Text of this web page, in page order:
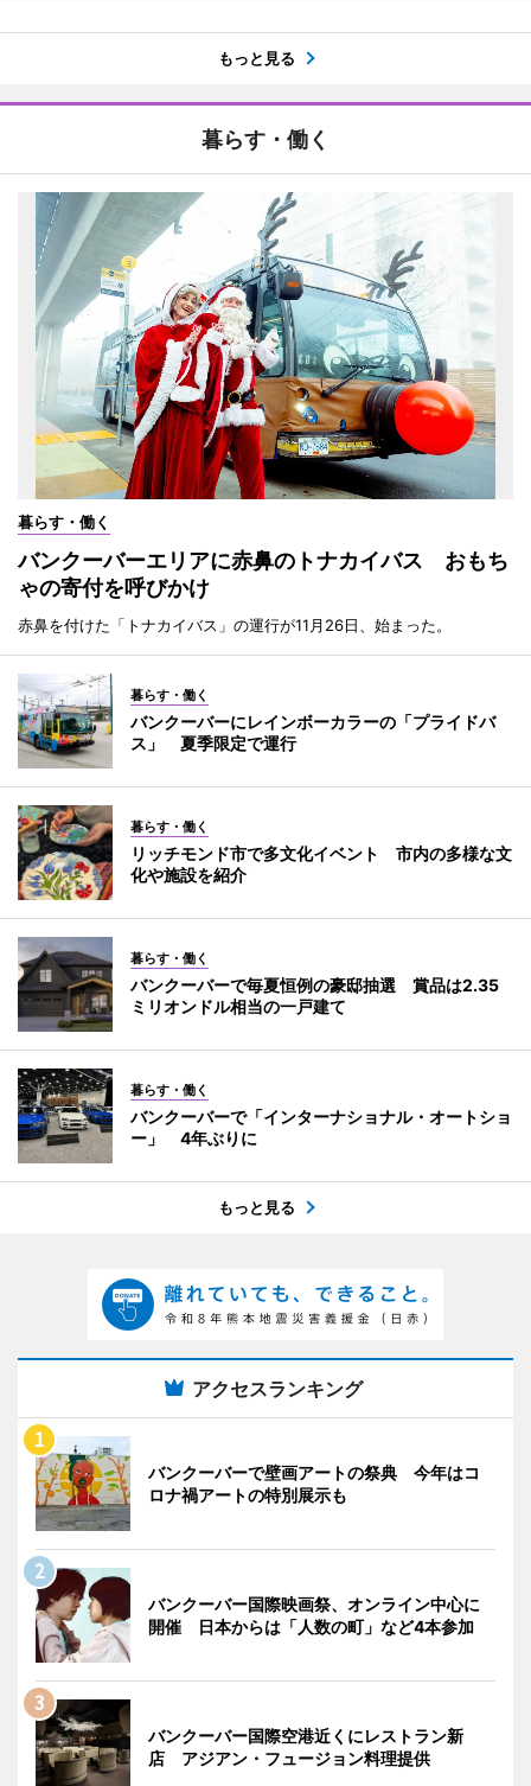
もっと見る
暮らす・働く
暮らす・働く
バンクーバーエリアに赤鼻のトナカイバス おもち
ゃの寄付を呼びかけ
赤鼻を付けた「トナカイバス」の運行が11月26日、始まった。
暮らす・働く
バンクーバーにレインボーカラーの「プライドバ
ス」 夏季限定で運行
暮らす・働く
リッチモンド市で多文化イベント 市内の多様な文
化や施設を紹介
暮らす・働く
バンクーバーで毎夏恒例の豪邸抽選 賞品は2.35
ミリオンドル相当の一戸建て
暮らす・働く
バンクーバーで「インターナショナル・オートショ
ー」 4年ぶりに
もっと見る
アクセスランキング
バンクーバーで壁画アートの祭典 今年はコ
ロナ禍アートの特別展示も
バンクーバー国際映画祭、オンライン中心に
開催 日本からは「人数の町」など4本参加
バンクーバー国際空港近くにレストラン新
店 アジアン・フュージョン料理提供